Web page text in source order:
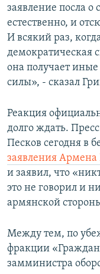
заявление посла о
естественно, и
И всякий раз,
демократическая
она получает
силы», - сказал
Реакция
долго ждать.
Песков сегодня в
заявления
и заявил, что
это не говорил и
армянской
Между тем, по
фракции
замминистра